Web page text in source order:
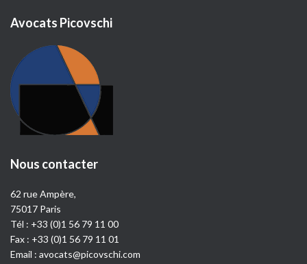
Avocats Picovschi
Nous contacter
62 rue Ampère,
75017 Paris
Tél : +33 (0)1 56 79 11 00
Fax : +33 (0)1 56 79 11 01
Email : avocats@picovschi.com